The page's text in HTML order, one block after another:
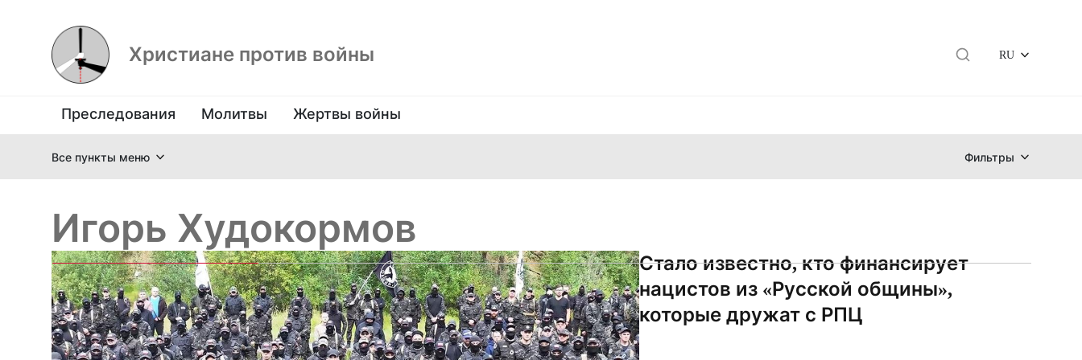
Христиане против войны RU
Преследования Молитвы Жертвы войны
Все пункты меню Фильтры
Игорь Худокормов
Стало известно, кто финансирует
нацистов из «Русской общины»,
которые дружат с РПЦ